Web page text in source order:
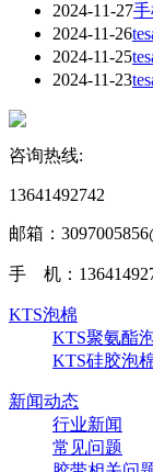
2024-11-27
2024-11-26
2024-11-25
2024-11-23
咨询热线:
13641492742
邮箱：
手 机：
KTS泡棉
KTS聚氨酯
KTS硅胶泡
新闻动态
行业新闻
常见问题